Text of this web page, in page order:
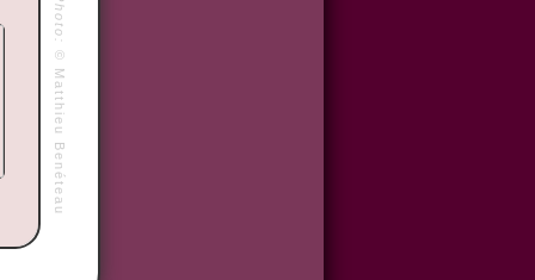
Photo:
©
Matthieu Benéteau